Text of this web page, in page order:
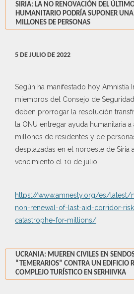
SIRIA: LA NO RENOVACIÓN DEL
HUMANITARIO PODRÍA SUPONER UNA
MILLONES DE PERSONAS
5 DE JULIO DE 2022
Según ha manifestado hoy Amnistía
miembros del Consejo de
deben prorrogar la resolución
la ONU entregar ayuda humanitaria
millones de residentes y de
desplazadas en el noroeste de Siria
vencimiento el 10 de julio.
https://www.amnesty.org/es/
non-renewal-of-last-aid-corridor-
catastrophe-for-millions/
UCRANIA: MUEREN CIVILES EN
“TEMERARIOS” CONTRA UN EDIFICIO
COMPLEJO TURÍSTICO EN SERHIIVKA